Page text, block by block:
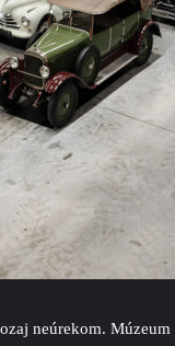
neúrekom.